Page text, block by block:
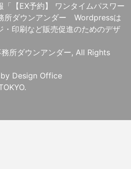
「【EX予約】 ワンタイムパスワー
所ダウンアンダー Wordpressは
・印刷など販売促進のためのデザ
所ダウンアンダー, All Rights
Design Office